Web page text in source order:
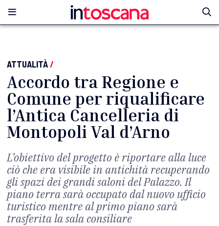
ATTUALITÀ/
Accordo tra Regione e
Comune per riqualificare
l’Antica Cancelleria di
Montopoli Val d’Arno
L’obiettivo del progetto è riportare alla luce
ciò che era visibile in antichità recuperando
gli spazi dei grandi saloni del Palazzo. Il
piano terra sarà occupato dal nuovo ufficio
turistico mentre al primo piano sarà
trasferita la sala consiliare